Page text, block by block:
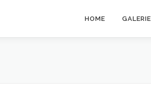
HOME GALERIE